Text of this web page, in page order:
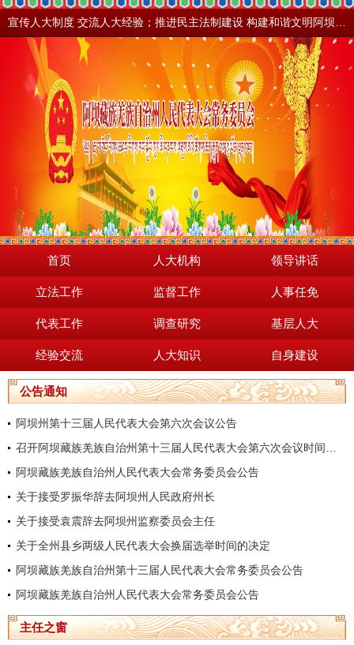
首页 人大机构 领导讲话
立法工作 监督工作 人事任免
代表工作 调查研究 基层人大
经验交流 人大知识 自身建设
公告通知
阿坝州第十三届人民代表大会第六次会议公告
阿坝藏族羌族自治州人民代表大会常务委员会公告
关于接受罗振华辞去阿坝州人民政府州长
关于接受袁震辞去阿坝州监察委员会主任
关于全州县乡两级人民代表大会换届选举时间的决定
阿坝藏族羌族自治州第十三届人民代表大会常务委员会公告
阿坝藏族羌族自治州人民代表大会常务委员会公告
主任之窗